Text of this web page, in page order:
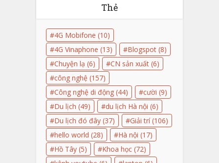
Thẻ
4G Mobifone (10)
4G Vinaphone (13) Blogspot (8)
Chuyện lạ (6) CN sản xuất (6)
công nghệ (157)
Công nghệ di động (44) cười (9)
Du lịch (49) du lịch Hà nội (6)
Du lịch đó đây (37) Giải trí(106)
hello world (28) Hà nội (17)
Hồ Tây (5) Khoa học (72)